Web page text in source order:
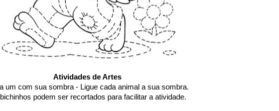
Atividades de Artes
um com sua sombra - Ligue cada animal a sua sombra.
podem ser recortados para facilitar a atividade.